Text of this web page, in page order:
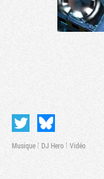
Musique DJ Hero Vidéo